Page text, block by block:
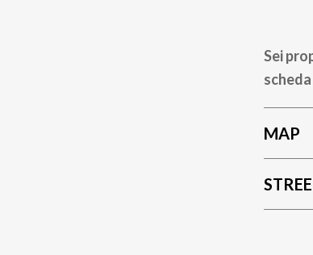
Sei
scheda
MAP